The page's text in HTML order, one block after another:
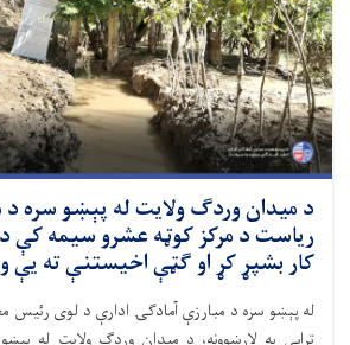
د میدان وردګ ولایت له پېښو سره د
ریاست د مرکز کوټه عشرو سیمه کې د
کار بشپړ کړ او ګټې اخیستنې ته یې
له پېښو سره د مبارزې آمادګۍ ادارې د لوی رئیس